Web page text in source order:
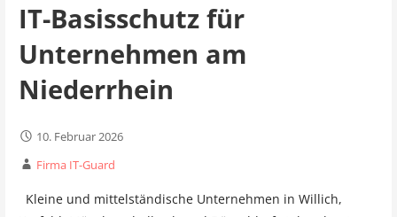
IT-Basisschutz für
Unternehmen am
Niederrhein
10. Februar 2026
Firma IT-Guard
Kleine und mittelständische Unternehmen in Willich,